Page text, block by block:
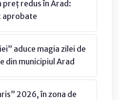
redus în Arad:
aprobate
aduce magia zilei de
din municipiul Arad
2026, în zona de